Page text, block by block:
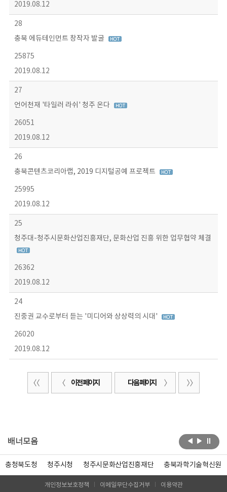
2019.08.12
28
충북 에듀테인먼트 창작자 발굴
25875
2019.08.12
27
언어천재 '타일러 라쉬' 청주 온다
26051
2019.08.12
26
충북콘텐츠코리아랩, 2019 디지털공예 프로젝트
25995
2019.08.12
25
청주대-청주시문화산업진흥재단, 문화산업 진흥 위한 업무협약 체결
26362
2019.08.12
24
진중권 교수로부터 듣는 '미디어와 상상력의 시대'
26020
2019.08.12
이전 페이지 다음 페이지
배너모음
충청북도청 청주시청 청주시문화산업진흥재단 충북과학기술혁신원
개인정보보호정책 이메일무단수집거부 이용약관